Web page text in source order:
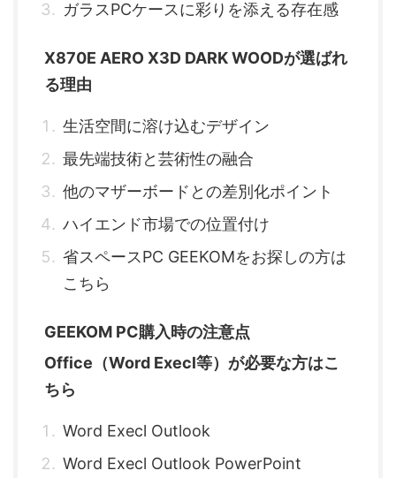
ガラスPCケースに彩りを添える存在感
X870E AERO X3D DARK WOODが選ばれ
る理由
生活空間に溶け込むデザイン
最先端技術と芸術性の融合
他のマザーボードとの差別化ポイント
ハイエンド市場での位置付け
省スペースPC GEEKOMをお探しの方は
こちら
GEEKOM PC購入時の注意点
Office（Word Execl等）が必要な方はこ
ちら
Word Execl Outlook
Word Execl Outlook PowerPoint